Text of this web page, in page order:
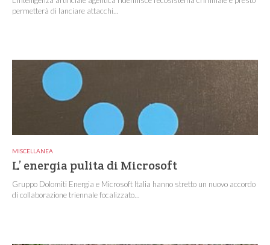
permetterà di lanciare attacchi...
MISCELLANEA
L’ energia pulita di Microsoft
Gruppo Dolomiti Energia e Microsoft Italia hanno stretto un nuovo accordo
di collaborazione triennale focalizzato...